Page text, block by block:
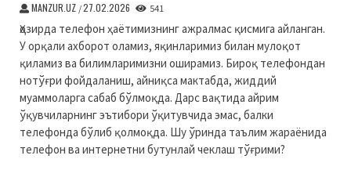
MANZUR.UZ /27.02.2026 541
Ҳозирда телефон ҳаётимизнинг ажралмас қисмига айланган.
У орқали ахборот оламиз, яқинларимиз билан мулоқот
қиламиз ва билимларимизни оширамиз. Бироқ телефондан
нотўғри фойдаланиш, айниқса мактабда, жиддий
муаммоларга сабаб бўлмоқда. Дарс вақтида айрим
ўқувчиларнинг эътибори ўқитувчида эмас, балки
телефонда бўлиб қолмоқда. Шу ўринда таълим жараёнида
телефон ва интернетни бутунлай чеклаш тўғрими?